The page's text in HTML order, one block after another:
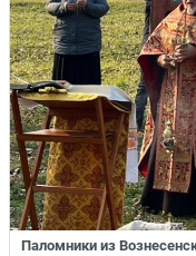
Паломники из